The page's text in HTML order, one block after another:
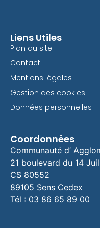
Liens Utiles
Plan du site
Contact
Mentions légales
Gestion des cookies
Données personnelles
Coordonnées
Communauté d’
21 boulevard du 14
CS 80552
89105 Sens Cedex
Tél : 03 86 65 89 00